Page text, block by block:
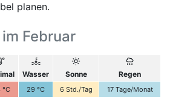
planen.
Februar
Wasser Sonne Regen
°C 29 °C 6 Std./Tag 17 Tage/Monat